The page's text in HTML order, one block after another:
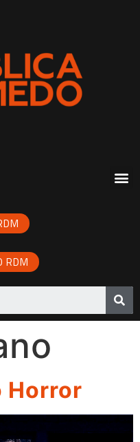
RDM
Horror